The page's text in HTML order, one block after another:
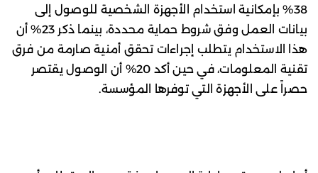
38% بإمكانية استخدام الأجهزة الشخصية للوصول إلى
بيانات العمل وفق شروط حماية محددة، بينما ذكر 23% أن
هذا الاستخدام يتطلب إجراءات تحقق أمنية صارمة من فرق
تقنية المعلومات، في حين أكد 20% أن الوصول يقتصر
حصراً على الأجهزة التي توفرها المؤسسة.